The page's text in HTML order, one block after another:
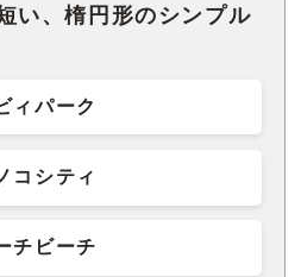
い、楕円形のシンプル
ィパーク
コシティ
チビーチ